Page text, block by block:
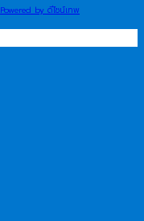
Powered by ดีไซน์เทพ